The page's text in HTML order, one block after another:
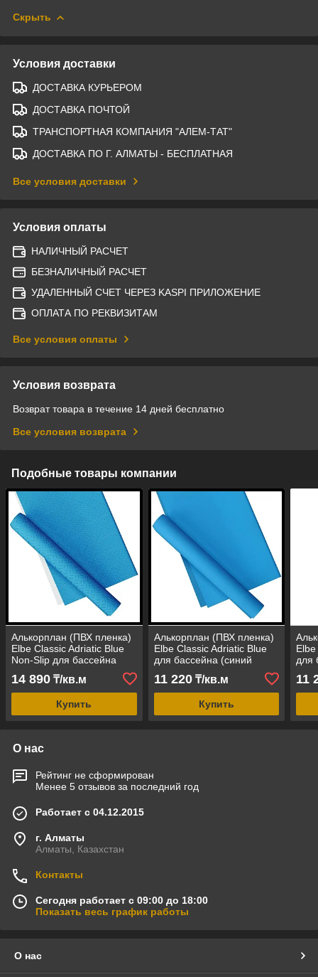
Скрыть
Условия доставки
ДОСТАВКА КУРЬЕРОМ
ДОСТАВКА ПОЧТОЙ
ТРАНСПОРТНАЯ КОМПАНИЯ "АЛЕМ-ТАТ"
ДОСТАВКА ПО Г. АЛМАТЫ - БЕСПЛАТНАЯ
Все условия доставки
Условия оплаты
НАЛИЧНЫЙ РАСЧЕТ
БЕЗНАЛИЧНЫЙ РАСЧЕТ
УДАЛЕННЫЙ СЧЕТ ЧЕРЕЗ KASPI ПРИЛОЖЕНИЕ
ОПЛАТА ПО РЕКВИЗИТАМ
Все условия оплаты
Условия возврата
Возврат товара в течение 14 дней бесплатно
Все условия возврата
Подобные товары компании
Алькорплан (ПВХ пленка)
Elbe Classic Adriatic Blue
Non-Slip для бассейна
(антислип, ширина рулона
= 1.65 м)
14 890 ₸/кв.м
Купить
Алькорплан (ПВХ пленка)
Elbe Classic Adriatic Blue
для бассейна (синий
адриатик, ширина рулона
= 1.65 м)
11 220₸/кв.м
Купить
для
=
11
О нас
Рейтинг не сформирован
Менее 5 отзывов за последний год
Работает с 04.12.2015
г. Алматы
Алматы, Казахстан
Контакты
Сегодня работает с 09:00 до 18:00
Показать весь график работы
О нас